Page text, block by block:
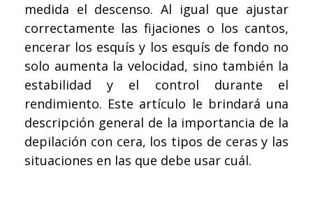
medida el descenso. Al igual que ajustar
correctamente las fijaciones o los cantos,
encerar los esquís y los esquís de fondo no
solo aumenta la velocidad, sino también la
estabilidad y el control durante el
rendimiento. Este artículo le brindará una
descripción general de la importancia de la
depilación con cera, los tipos de ceras y las
situaciones en las que debe usar cuál.